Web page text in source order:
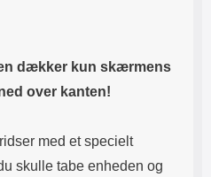
dækker kun skærmens
over kanten!
med et specielt
skulle tabe enheden og